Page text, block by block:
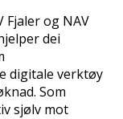
Fjaler og NAV
dei
digitale verktøy
Som
sjølv mot